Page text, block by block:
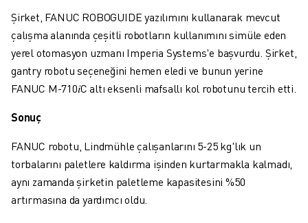
SAHA VE BAKIM
UZAKTAN TEKNIK DESTEK
YEDEK PARÇALAR
YENILEME
DIJITAL SERVIS ARAÇLARI
EĞITIM VE ÖĞRETIM
ENDÜSTRILER IÇIN ÇÖZÜMLER
EĞITIM IÇIN ÇÖZÜMLER
WORLDSKILLS & GENÇ YETENEKLER
HABERLER & MEDYA
Şirket, FANUC ROBOGUIDE yazılımını kullanarak mevcut
çalışma alanında çeşitli robotların kullanımını simüle eden
yerel otomasyon uzmanı Imperia Systems'e başvurdu. Şirket,
gantry robotu seçeneğini hemen eledi ve bunun yerine
FANUC M-710𝑖C altı eksenli mafsallı kol robotunu tercih etti.
Sonuç
FANUC robotu, Lindmühle çalışanlarını 5-25 kg'lık un
torbalarını paletlere kaldırma işinden kurtarmakla kalmadı,
aynı zamanda şirketin paletleme kapasitesini %50
artırmasına da yardımcı oldu.